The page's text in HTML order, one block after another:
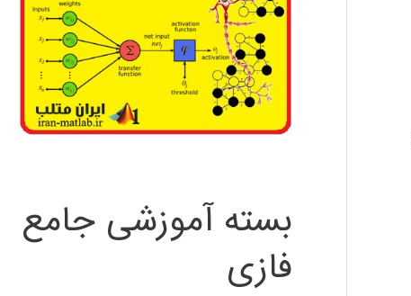
بسته آموزشی جامع
فازی